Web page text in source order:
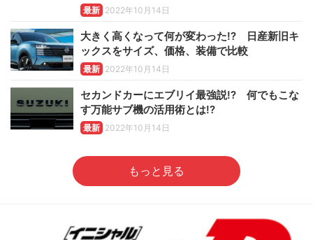
最新 2022年10月14日
大きく高くなって何が変わった!? 日産新旧キ
ックスをサイズ、価格、装備で比較
最新 2022年10月14日
セカンドカーにエブリイ最強説!? 何でもこな
す万能サブ機の活用術とは!?
最新 2022年10月14日
もっと見る